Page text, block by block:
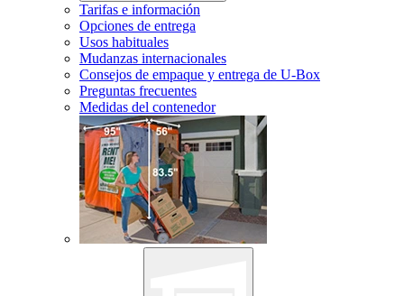
Tarifas e información
Opciones de entrega
Usos habituales
Mudanzas internacionales
Consejos de empaque y entrega de U-Box
Preguntas frecuentes
Medidas del contenedor